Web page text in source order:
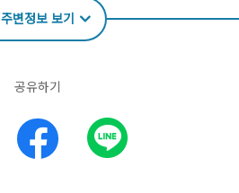
주변정보 보기
공유하기